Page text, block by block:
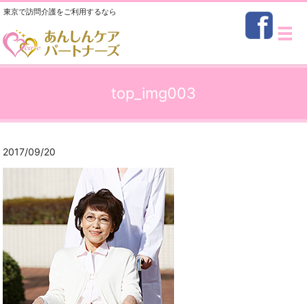
東京で訪問介護をご利用するなら
メ
top_img003
2017/09/20